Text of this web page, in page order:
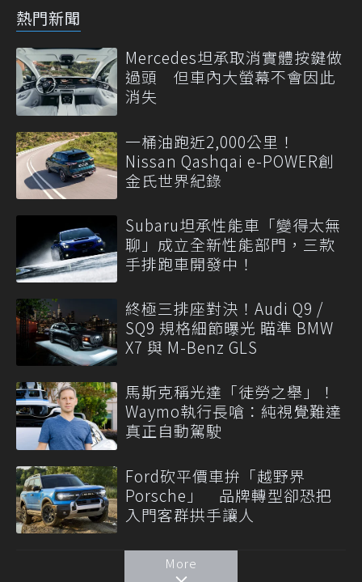
熱門新聞
Mercedes坦承取消實體按鍵做
過頭 但車內大螢幕不會因此
消失
一桶油跑近2,000公里！
Nissan Qashqai e-POWER創
金氏世界紀錄
Subaru坦承性能車「變得太無
聊」成立全新性能部門，三款
手排跑車開發中！
終極三排座對決！Audi Q9 /
SQ9 規格細節曝光 瞄準 BMW
X7 與 M-Benz GLS
馬斯克稱光達「徒勞之舉」！
Waymo執行長嗆：純視覺難達
真正自動駕駛
Ford砍平價車拚「越野界
Porsche」 品牌轉型卻恐把
入門客群拱手讓人
More